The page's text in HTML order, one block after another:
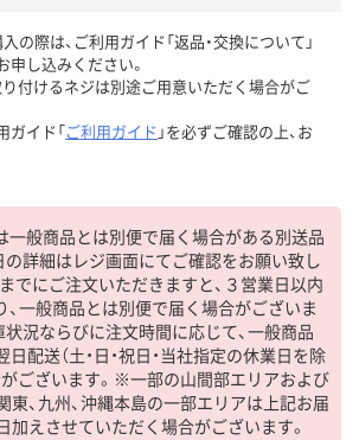
の際は、ご利用ガイド「返品・交換について」
申し込みください。
付けるネジは別途ご用意いただく場合がご
ガイド「ご利用ガイド 」を必ずご確認の上、お
一般商品とは別便で届く場合がある別送品
の詳細はレジ画面にてご確認をお願い致し
でにご注文いただきますと、３営業日以内
、一般商品とは別便で届く場合がございま
状況ならびに注文時間に応じて、一般商品
日配送（土・日・祝日・当社指定の休業日を除
がございます。※一部の山間部エリアおよび
東、九州、沖縄本島の一部エリアは上記お届
加えさせていただく場合がございます。